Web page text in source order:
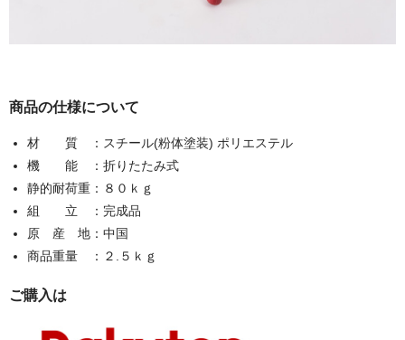
商品の仕様について
材 質 ：スチール(粉体塗装) ポリエステル
機 能 ：折りたたみ式
静的耐荷重：８０ｋｇ
組 立 ：完成品
原 産 地：中国
商品重量 ：２.５ｋｇ
ご購入は